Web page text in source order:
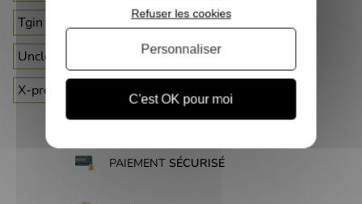
Tgin
Trend curls
Trois for all
Uncle funky's daughter
Uncle jimmy
X-pression
Xtreme wet line
PAIEMENT SÉCURISÉ
C'est OK pour moi
Refuser les cookies
Personnaliser